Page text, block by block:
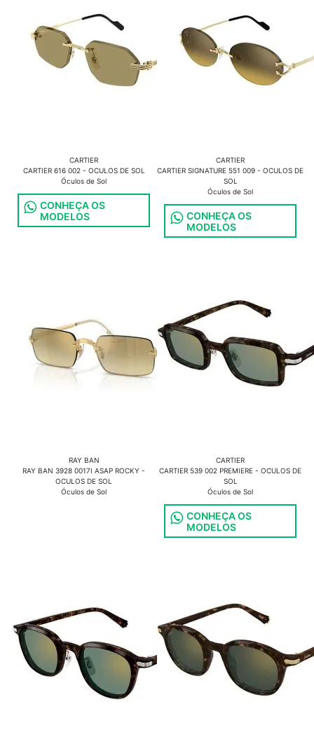
CARTIER
CARTIER 616 002 - OCULOS DE SOL
Óculos de Sol
CONHEÇA OS
MODELOS
CARTIER
CARTIER SIGNATURE 551 009 - OCULOS DE
SOL
Óculos de Sol
CONHEÇA OS
MODELOS
RAY BAN
RAY BAN 3928 0017I ASAP ROCKY -
OCULOS DE SOL
Óculos de Sol
CARTIER
CARTIER 539 002 PREMIERE - OCULOS DE
SOL
Óculos de Sol
CONHEÇA OS
MODELOS